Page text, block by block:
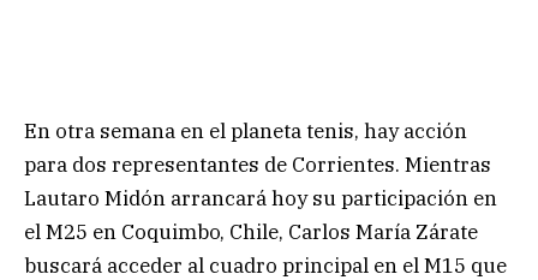
En otra semana en el planeta tenis, hay acción
para dos representantes de Corrientes. Mientras
Lautaro Midón arrancará hoy su participación en
el M25 en Coquimbo, Chile, Carlos María Zárate
buscará acceder al cuadro principal en el M15 que